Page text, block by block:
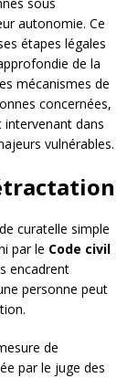
autonomie. Ce
étapes légales
de la
mécanismes de
concernées,
dans
vulnérables.
curatelle simple
par le Code civil
encadrent
personne peut
de
par le juge des